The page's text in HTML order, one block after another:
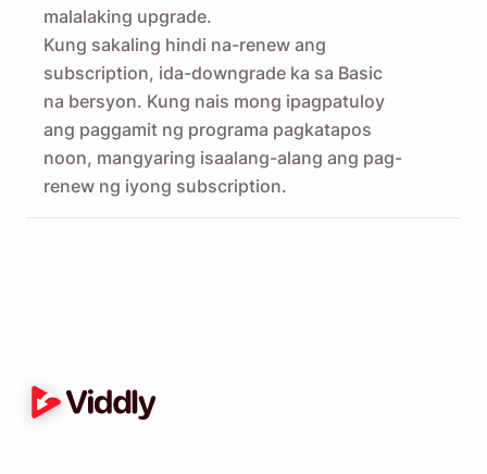
malalaking upgrade.
Kung sakaling hindi na-renew ang
subscription, ida-downgrade ka sa Basic
na bersyon. Kung nais mong ipagpatuloy
ang paggamit ng programa pagkatapos
noon, mangyaring isaalang-alang ang pag-
renew ng iyong subscription.